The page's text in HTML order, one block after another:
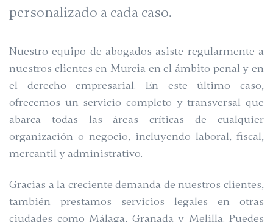
personalizado a cada caso.
Nuestro equipo de abogados asiste regularmente a
nuestros clientes en Murcia en el ámbito penal y en
el derecho empresarial. En este último caso,
ofrecemos un servicio completo y transversal que
abarca todas las áreas críticas de cualquier
organización o negocio, incluyendo laboral, fiscal,
mercantil y administrativo.
Gracias a la creciente demanda de nuestros clientes,
también prestamos servicios legales en otras
ciudades como Málaga, Granada y Melilla. Puedes